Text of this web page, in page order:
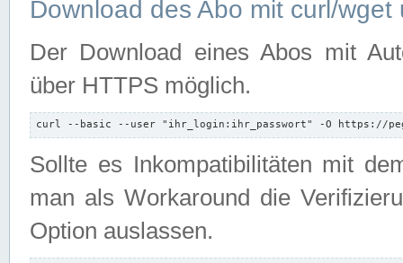
Download des Abo mit curl/
Der Download eines Abos mit
über HTTPS möglich.
curl --basic --user "ihr_login:ihr_passwort" -O https://
Sollte es Inkompatibilitäten mit
man als Workaround die
Option auslassen.